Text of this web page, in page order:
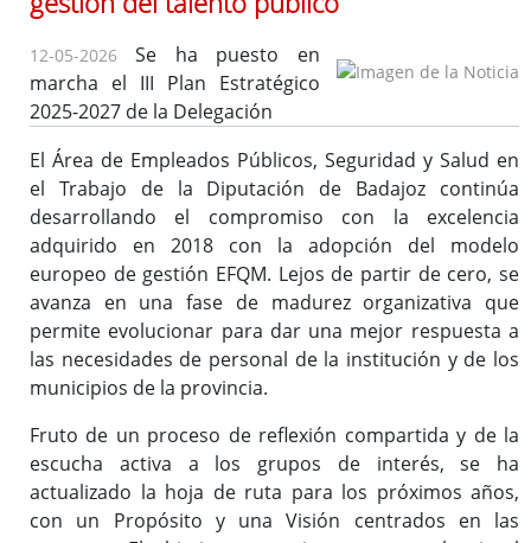
Ofertas de Empleo Público
Procesos selectivos en desarrollo
Ofertas a través del SEXPE
Bolsas de trabajo
Puestos en comisión de servicios
Puestos de personal directivo
Puestos por libre designación
Puestos por concurso
Contratos en formación
Personal eventual o de confianza
Tablón de Empleo Provincial
Relación de puestos de trabajo
Escuela de Formación Local e Innovación
12-05-2026 Se ha puesto en
marcha el III Plan Estratégico
2025-2027 de la Delegación
El Área de Empleados Públicos, Seguridad y Salud en
el Trabajo de la Diputación de Badajoz continúa
desarrollando el compromiso con la excelencia
adquirido en 2018 con la adopción del modelo
europeo de gestión EFQM. Lejos de partir de cero, se
avanza en una fase de madurez organizativa que
permite evolucionar para dar una mejor respuesta a
las necesidades de personal de la institución y de los
municipios de la provincia.
Fruto de un proceso de reflexión compartida y de la
escucha activa a los grupos de interés, se ha
actualizado la hoja de ruta para los próximos años,
con un Propósito y una Visión centrados en las